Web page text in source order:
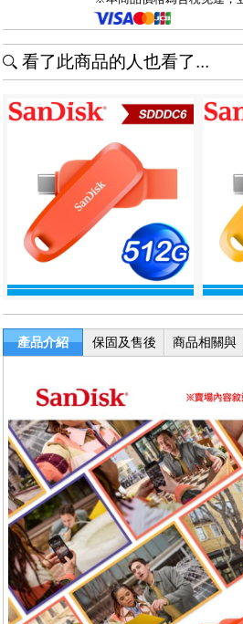
看了此商品的人也看了...
產品介紹
保固及售後
商品相關與